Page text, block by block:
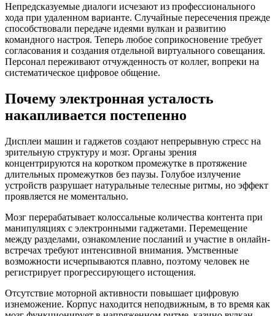
Непредсказуемые диалоги исчезают из профессионального
хода при удаленном варианте. Случайные пересечения прежде
способствовали передаче идеями вулкан и развитию
командного настроя. Теперь любое соприкосновение требует
согласования и создания отдельной виртуального совещания.
Персонал переживают отчужденность от коллег, вопреки на
систематическое цифровое общение.
Почему электронная усталость
накапливается постепенно
Дисплеи машин и гаджетов создают непрерывную стресс на
зрительную структуру и мозг. Органы зрения
концентрируются на коротком промежутке в протяжение
длительных промежутков без паузы. Голубое излучение
устройств разрушает натуральные телесные ритмы, но эффект
проявляется не моментально.
Мозг перерабатывает колоссальные количества контента при
манипуляциях с электронными гаджетами. Перемещение
между разделами, ознакомление посланий и участие в онлайн-
встречах требуют интенсивной внимания. Умственные
возможности исчерпываются плавно, поэтому человек не
регистрирует прогрессирующего истощения.
Отсутствие моторной активности повышает цифровую
изнеможение. Корпус находится неподвижным, в то время как